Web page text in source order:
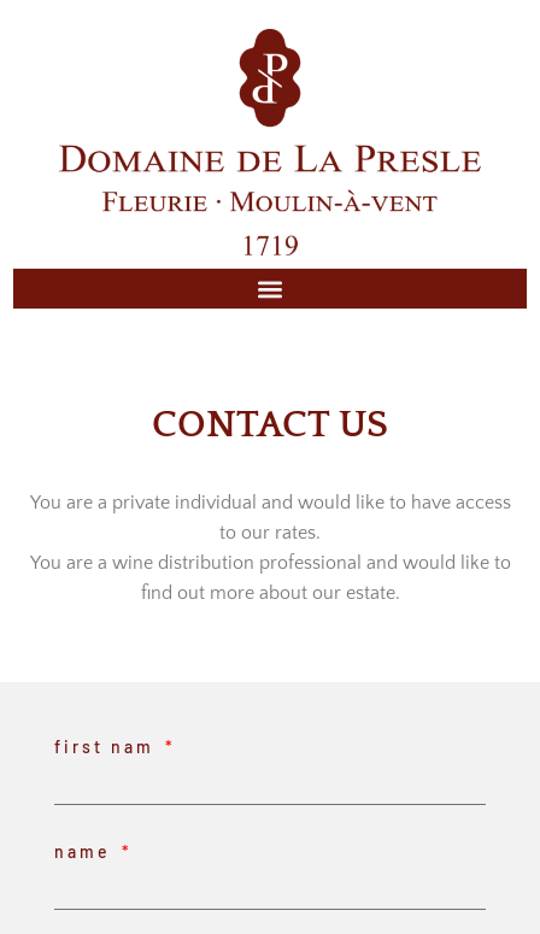
CONTACT US
You are a private individual and would like to have access
to our rates.
You are a wine distribution professional and would like to
find out more about our estate.
first nam
name